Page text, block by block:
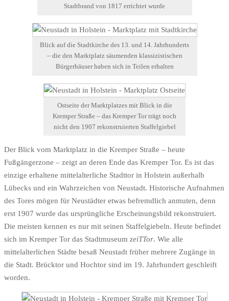
Stadtbrand von 1817 errichtet wurde
Blick auf die Stadtkirche des 13. und 14. Jahrhunderts
– die den Marktplatz säumenden klassizistischen
Bürgerhäuser haben sich in Teilen erhalten
Ostseite der Marktplatzes mit Blick in die
Kremper Straße – das Kremper Tor trägt noch
nicht den 1907 rekonstruierten Staffelgiebel
Der Blick vom Marktplatz in die Kremper Straße – heute
Fußgängerzone – zeigt an deren Ende das Kremper Tor. Es ist das
einzige erhaltene mittelalterliche Stadttor in Holstein außerhalb
Lübecks und ein Wahrzeichen von Neustadt. Historische Aufnahmen
des Tores mögen für Neustädter etwas befremdlich anmuten, denn
erst 1907 wurde das ursprüngliche Erscheinungsbild rekonstruiert.
Die meisten kennen es nur mit seinen Staffelgiebeln. Heute befindet
sich im Kremper Tor das Stadtmuseum zeiTTor. Wie alle
mittelalterlichen Städte besaß Neustadt früher mehrere Zugänge in
die Stadt. Brücktor und Hochtor sind im 19. Jahrhundert geschleift
worden.